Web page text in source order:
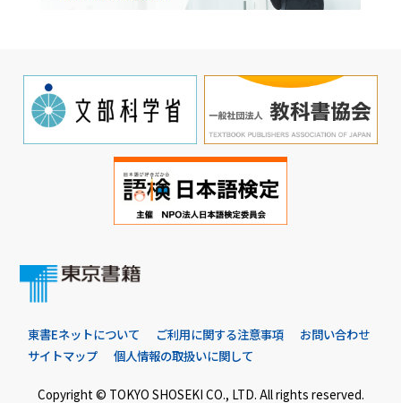
東書Eネットについて ご利用に関する注意事項
お問い合わせ
サイトマップ
個人情報の取扱いに関して
Copyright © TOKYO SHOSEKI CO., LTD. All rights reserved.